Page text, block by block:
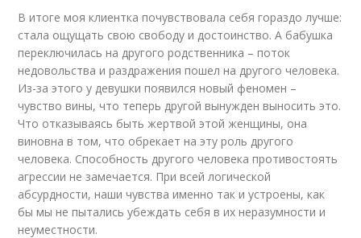
В итоге моя клиентка почувствовала себя гораздо лучше:
стала ощущать свою свободу и достоинство. А бабушка
переключилась на другого родственника – поток
недовольства и раздражения пошел на другого человека.
Из-за этого у девушки появился новый феномен –
чувство вины, что теперь другой вынужден выносить это.
Что отказываясь быть жертвой этой женщины, она
виновна в том, что обрекает на эту роль другого
человека. Способность другого человека противостоять
агрессии не замечается. При всей логической
абсурдности, наши чувства именно так и устроены, как
бы мы не пытались убеждать себя в их неразумности и
неуместности.